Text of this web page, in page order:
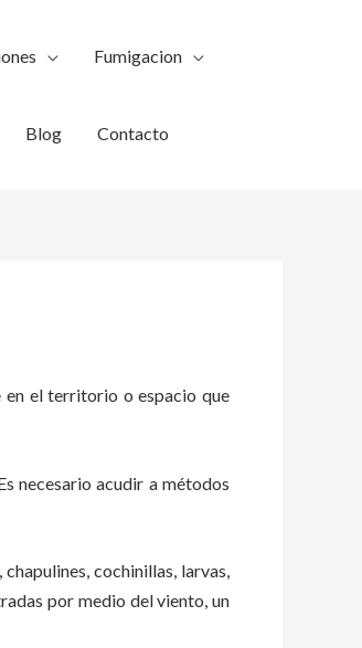
Fumigacion
Blog Contacto
en el territorio o espacio que
necesario acudir a métodos
cochinillas, larvas,
por medio del viento, un